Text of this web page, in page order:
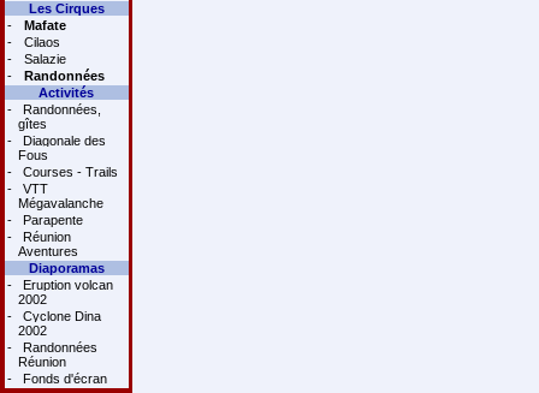
Les Cirques
-
Mafate
-
Cilaos
-
Salazie
-
Randonnées
Activités
-
Randonnées,
gîtes
-
Diagonale des
Fous
-
Courses - Trails
-
VTT
Mégavalanche
-
Parapente
-
Réunion
Aventures
Diaporamas
-
Eruption volcan
2002
-
Cyclone Dina
2002
-
Randonnées
Réunion
-
Fonds d'écran